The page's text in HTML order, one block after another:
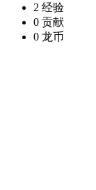
2 经验
0 贡献
0 龙币